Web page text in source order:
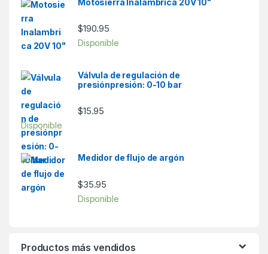
Motosierra Inalambrica 20V 10"
$190.95
Disponible
Válvula de regulación de
presiónpresión: 0-10 bar
$15.95
Disponible
Medidor de flujo de argón
$35.95
Disponible
Productos más vendidos